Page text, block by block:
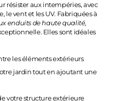
résister aux intempéries, avec
le vent et les UV. Fabriquées à
enduits de haute qualité,
Elles sont idéales
les éléments extérieurs
jardin tout en ajoutant une
votre structure extérieure